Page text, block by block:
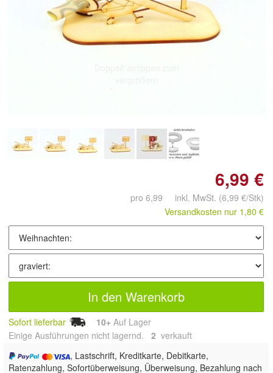
6,99 €
pro 6,99 inkl. MwSt. (6,99 €/Stk)
Versandkosten nur 1,80 €
In den Warenkorb
Sofort lieferbar 10+ Auf Lager
Einige Ausführungen nicht lagernd. 2 verkauft
, Lastschrift, Kreditkarte, Debitkarte,
Ratenzahlung, Sofortüberweisung, Überweisung, Bezahlung nach